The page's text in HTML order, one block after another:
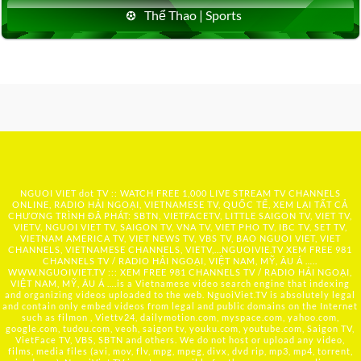
Thể Thao | Sports
NGUOI VIET dot TV :: WATCH FREE 1,000 LIVE STREAM TV CHANNELS
ONLINE, RADIO HẢI NGOẠI, VIETNAMESE TV, QUỐC TẾ, XEM LẠI TẤT CẢ
CHƯƠNG TRÌNH ĐÃ PHÁT: SBTN, VIETFACETV, LITTLE SAIGON TV, VIET TV,
VIETV, NGUOI VIET TV, SAIGON TV, VNA TV, VIET PHO TV, IBC TV, SET TV,
VIETNAM AMERICA TV, VIET NEWS TV, VBS TV, BAO NGUOI VIET, VIET
CHANNELS, VIETNAMESE CHANNELS, VIETV,... NGUOIVIE.TV XEM FREE 981
CHANNELS TV / RADIO HẢI NGOẠI, VIỆT NAM, MỸ, ÂU Á …..
WWW.NGUOIVIET.TV ::: XEM FREE 981 CHANNELS TV / RADIO HẢI NGOẠI,
VIỆT NAM, MỸ, ÂU Á ….is a Vietnamese video search engine that indexing
and organizing videos uploaded to the web. NguoiViet.TV is absolutely legal
and contain only embed videos from legal and public domains on the Internet
such as filmon , Viettv24, dailymotion.com, myspace.com, yahoo.com,
google.com, tudou.com, veoh, saigon tv, youku.com, youtube.com, Saigon TV,
VietFace TV, VBS, SBTN and others. We do not host or upload any video,
films, media files (avi, mov, flv, mpg, mpeg, divx, dvd rip, mp3, mp4, torrent,